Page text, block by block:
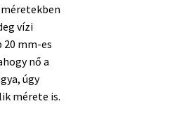
vízi
20 mm-es
nő a
úgy
mérete is.